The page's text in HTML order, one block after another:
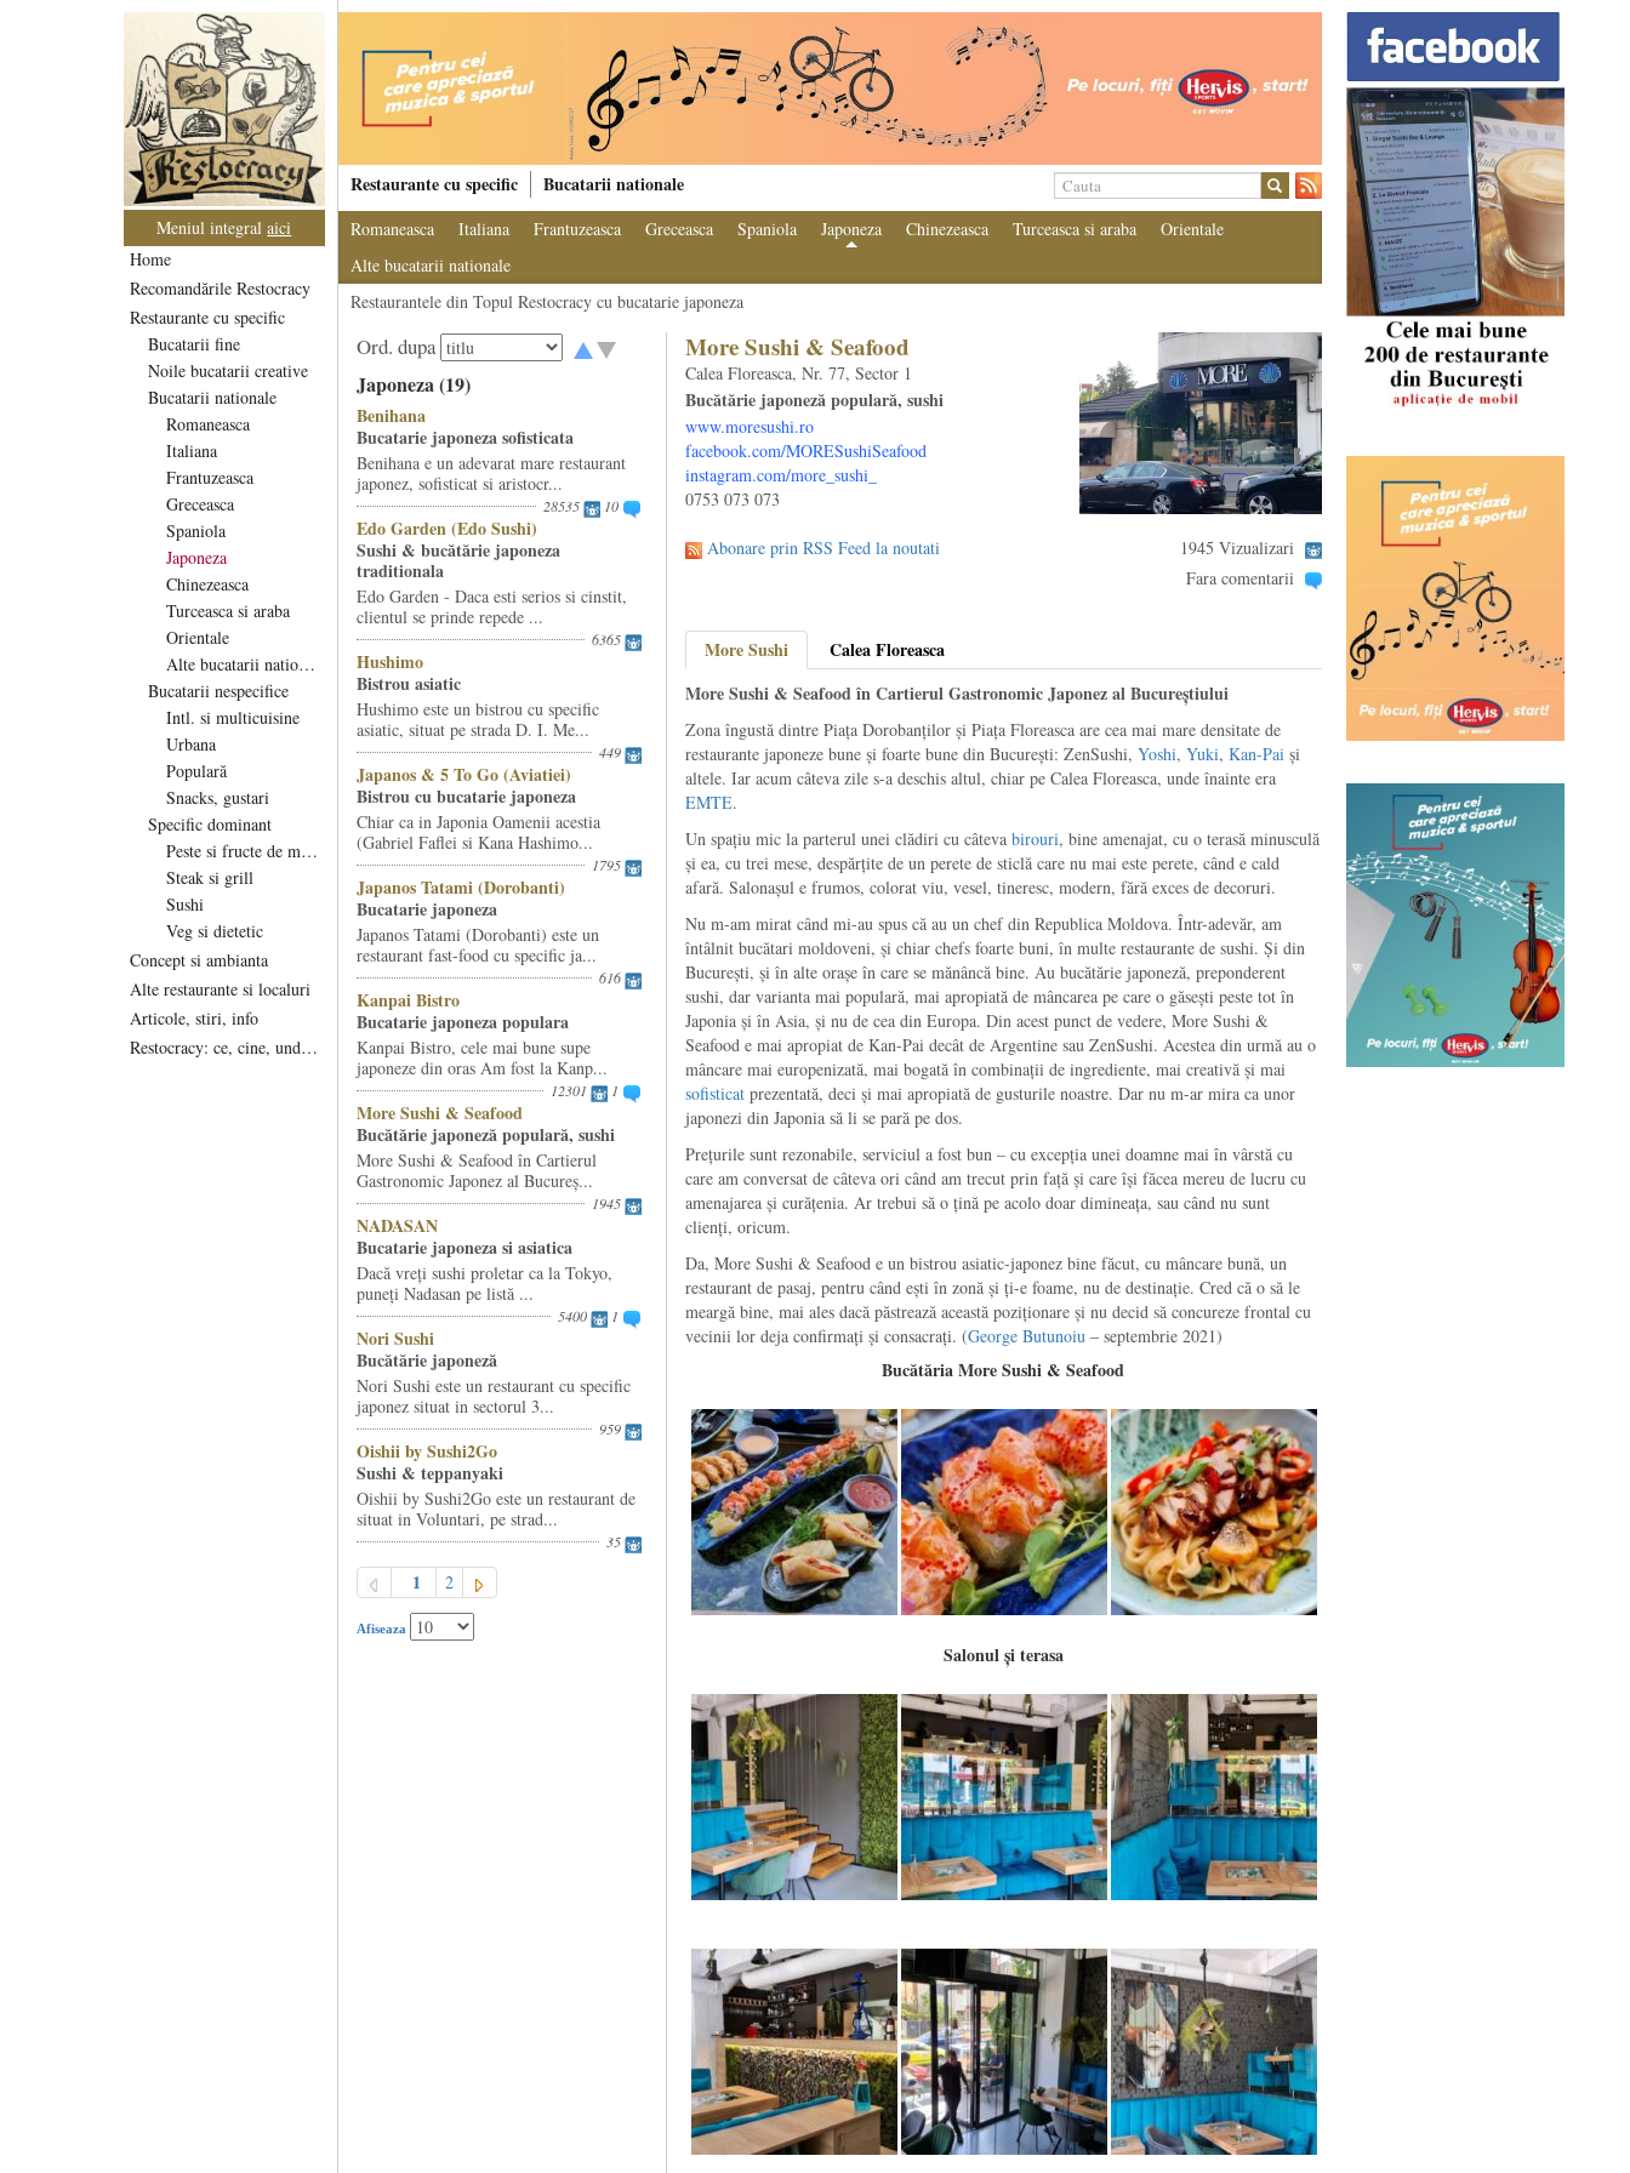
Meniul integralaici
Home
Recomandările Restocracy
Restaurante cu specific
Bucatarii fine
Noile bucatarii creative
Bucatarii nationale
Romaneasca
Italiana
Frantuzeasca
Greceasca
Spaniola
Japoneza
Chinezeasca
Turceasca si araba
Orientale
Alte bucatarii nationale
Bucatarii nespecifice
Intl. si multicuisine
Urbana
Populară
Snacks, gustari
Specific dominant
Peste si fructe de mare
Steak si grill
Sushi
Veg si dietetic
Concept si ambianta
Alte restaurante si localuri
Articole, stiri, info
Restocracy: ce, cine, unde...
Restaurante cu specific Bucatarii nationale
Romaneasca Italiana Frantuzeasca Greceasca Spaniola Japoneza Chinezeasca Turceasca si araba
Orientale
Alte bucatarii nationale
Restaurantele din Topul Restocracy cu bucatarie japoneza
Ord. dupa
Japoneza (19)
Benihana
Bucatarie japoneza sofisticata
Benihana e un adevarat mare restaurant
japonez, sofisticat si aristocr...
28535 10
Edo Garden (Edo Sushi)
Sushi & bucătărie japoneza
traditionala
Edo Garden - Daca esti serios si cinstit,
clientul se prinde repede ...
6365
Hushimo
Bistrou asiatic
Hushimo este un bistrou cu specific
asiatic, situat pe strada D. I. Me...
449
Japanos & 5 To Go (Aviatiei)
Bistrou cu bucatarie japoneza
Chiar ca in Japonia Oamenii acestia
(Gabriel Faflei si Kana Hashimo...
1795
Japanos Tatami (Dorobanti)
Bucatarie japoneza
Japanos Tatami (Dorobanti) este un
restaurant fast-food cu specific ja...
616
Kanpai Bistro
Bucatarie japoneza populara
Kanpai Bistro, cele mai bune supe
japoneze din oras Am fost la Kanp...
12301 1
More Sushi & Seafood
Bucătărie japoneză populară, sushi
More Sushi & Seafood în Cartierul
Gastronomic Japonez al Bucureș...
1945
NADASAN
Bucatarie japoneza si asiatica
Dacă vreți sushi proletar ca la Tokyo,
puneți Nadasan pe listă ...
5400 1
Nori Sushi
Bucătărie japoneză
Nori Sushi este un restaurant cu specific
japonez situat in sectorul 3...
959
Oishii by Sushi2Go
Sushi & teppanyaki
Oishii by Sushi2Go este un restaurant de
situat in Voluntari, pe strad...
35
1 2
Afiseaza
More Sushi & Seafood
Calea Floreasca, Nr. 77, Sector 1
Bucătărie japoneză populară, sushi
www.moresushi.ro
facebook.com/MORESushiSeafood
instagram.com/more_sushi_
0753 073 073
Abonare prin RSS Feed la noutati
1945 Vizualizari
Fara comentarii
More Sushi
Calea Floreasca
More Sushi & Seafood în Cartierul Gastronomic Japonez al Bucureștiului
Zona îngustă dintre Piața Dorobanților și Piața Floreasca are cea mai mare densitate de
restaurante japoneze bune și foarte bune din București: ZenSushi, Yoshi, Yuki, Kan-Paiși
altele. Iar acum câteva zile s-a deschis altul, chiar pe Calea Floreasca, unde înainte era
EMTE.
Un spațiu mic la parterul unei clădiri cu câteva birouri, bine amenajat, cu o terasă minusculă
și ea, cu trei mese, despărțite de un perete de sticlă care nu mai este perete, când e cald
afară. Salonașul e frumos, colorat viu, vesel, tineresc, modern, fără exces de decoruri.
Nu m-am mirat când mi-au spus că au un chef din Republica Moldova. Într-adevăr, am
întâlnit bucătari moldoveni, și chiar chefs foarte buni, în multe restaurante de sushi. Și din
București, și în alte orașe în care se mănâncă bine. Au bucătărie japoneză, preponderent
sushi, dar varianta mai populară, mai apropiată de mâncarea pe care o găsești peste tot în
Japonia și în Asia, și nu de cea din Europa. Din acest punct de vedere, More Sushi &
Seafood e mai apropiat de Kan-Pai decât de Argentine sau ZenSushi. Acestea din urmă au o
mâncare mai europenizată, mai bogată în combinații de ingrediente, mai creativă și mai
sofisticatprezentată, deci și mai apropiată de gusturile noastre. Dar nu m-ar mira ca unor
japonezi din Japonia să li se pară pe dos.
Prețurile sunt rezonabile, serviciul a fost bun – cu excepția unei doamne mai în vârstă cu
care am conversat de câteva ori când am trecut prin față și care își făcea mereu de lucru cu
amenajarea și curățenia. Ar trebui să o țină pe acolo doar dimineața, sau când nu sunt
clienți, oricum.
Da, More Sushi & Seafood e un bistrou asiatic-japonez bine făcut, cu mâncare bună, un
restaurant de pasaj, pentru când ești în zonă și ți-e foame, nu de destinație. Cred că o să le
meargă bine, mai ales dacă păstrează această poziționare și nu decid să concureze frontal cu
vecinii lor deja confirmați și consacrați. (George Butunoiu– septembrie 2021)
Bucătăria More Sushi & Seafood
Salonul și terasa